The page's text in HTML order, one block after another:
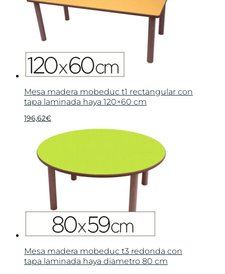
Mesa madera mobeduc t1 rectangular con
tapa laminada haya 120×60 cm
196,62€
Mesa madera mobeduc t3 redonda con
tapa laminada haya diametro 80 cm